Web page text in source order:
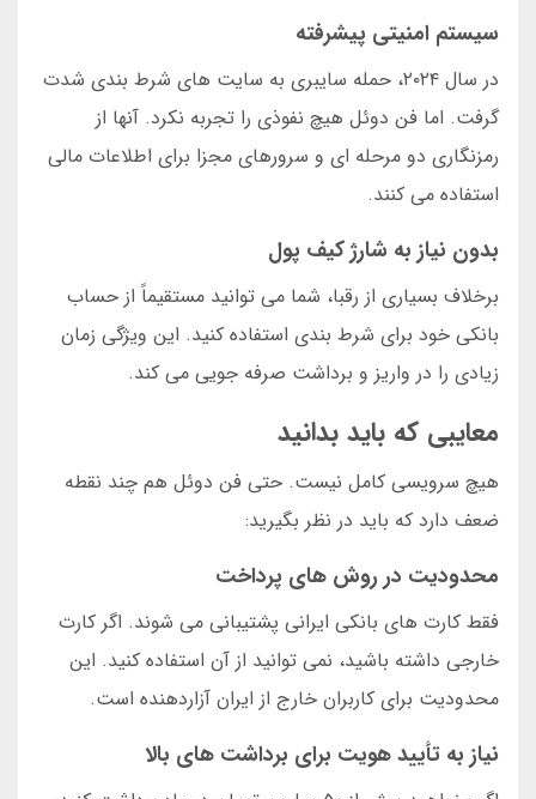
سیستم امنیتی پیشرفته
در سال ۲۰۲۴، حمله سایبری به سایت های شرط بندی شدت
گرفت. اما فن دوئل هیچ نفوذی را تجربه نکرد. آنها از
رمزنگاری دو مرحله ای و سرورهای مجزا برای اطلاعات مالی
استفاده می کنند.
بدون نیاز به شارژ کیف پول
برخلاف بسیاری از رقبا، شما می توانید مستقیماً از حساب
بانکی خود برای شرط بندی استفاده کنید. این ویژگی زمان
زیادی را در واریز و برداشت صرفه جویی می کند.
معایبی که باید بدانید
هیچ سرویسی کامل نیست. حتی فن دوئل هم چند نقطه
ضعف دارد که باید در نظر بگیرید:
محدودیت در روش های پرداخت
فقط کارت های بانکی ایرانی پشتیبانی می شوند. اگر کارت
خارجی داشته باشید، نمی توانید از آن استفاده کنید. این
محدودیت برای کاربران خارج از ایران آزاردهنده است.
نیاز به تأیید هویت برای برداشت های بالا